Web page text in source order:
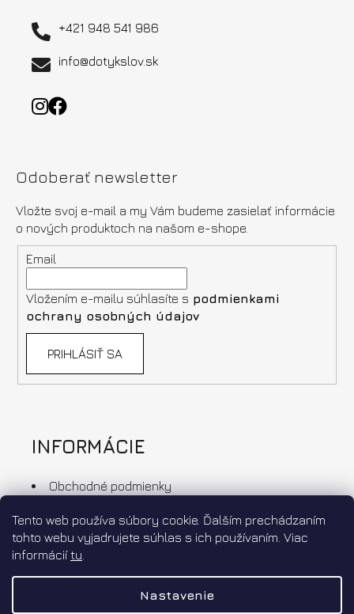
Tento web používa súbory cookie. Ďalším prechádzaním
tohto webu vyjadrujete súhlas s ich používaním. Viac
informáciítu
Nastavenie
+421 948 541 986
info@dotykslov.sk
Odoberať newsletter
Vložte svoj e-mail a my Vám budeme zasielať informácie
o nových produktoch na našom e-shope.
Email
Vložením e-mailu súhlasíte s podmienkami
ochrany osobných údajov
PRIHLÁSIŤ SA
INFORMÁCIE
Obchodné podmienky
Doprava a platba
Výmena a vrátenie tovaru
Affiliate program